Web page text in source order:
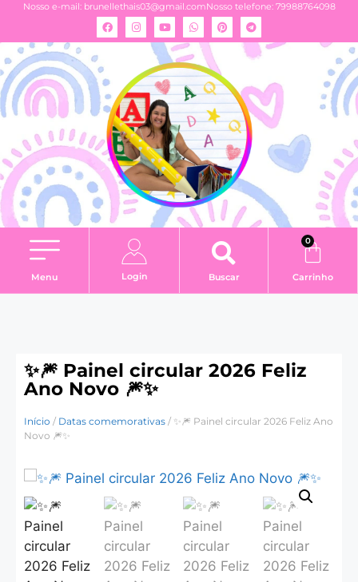
Nosso e-mail: brunellethais03@gmail.comNosso telefone: 79988764098
Menu Login Buscar
0
Carrinho
✨🎆 Painel circular 2026 Feliz
Ano Novo 🎆✨
Início / Datas comemorativas / ✨🎆 Painel circular 2026 Feliz Ano
Novo 🎆✨